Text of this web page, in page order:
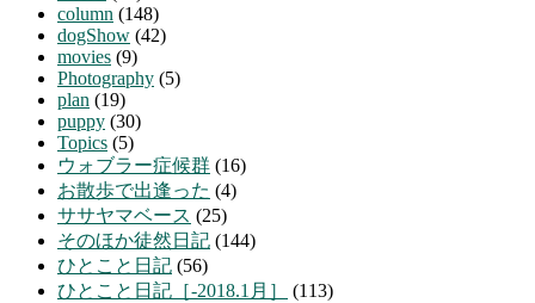
column (148)
dogShow (42)
movies (9)
Photography (5)
plan (19)
puppy (30)
Topics (5)
ウォブラー症候群 (16)
お散歩で出逢った (4)
ササヤマベース (25)
そのほか徒然日記 (144)
ひとこと日記 (56)
ひとこと日記［-2018.1月］
(113)